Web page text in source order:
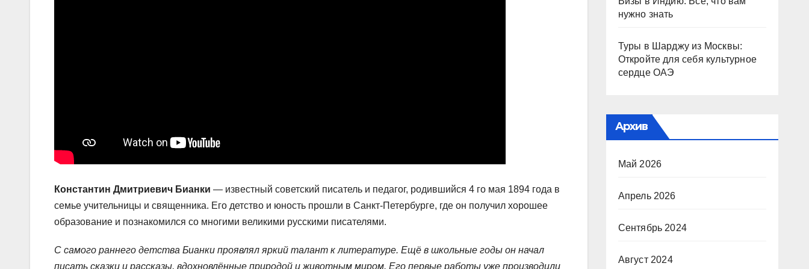
Константин Дмитриевич Бианки — известный советский писатель и педагог, родившийся 4 го мая 1894 года в
семье учительницы и священника. Его детство и юность прошли в Санкт-Петербурге, где он получил хорошее
образование и познакомился со многими великими русскими писателями.
С самого раннего детства Бианки проявлял яркий талант к литературе. Ещё в школьные годы он начал
писать сказки и рассказы, вдохновлённые природой и животным миром. Его первые работы уже производили
нужно знать
Туры в Шарджу из Москвы:
Откройте для себя культурное
сердце ОАЭ
Архив
Май 2026
Апрель 2026
Сентябрь 2024
Август 2024